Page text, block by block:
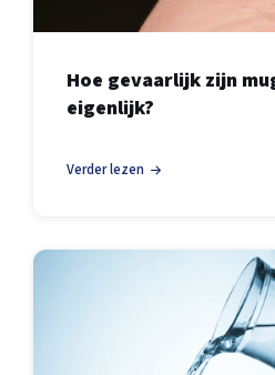
Hoe gevaarlijk zijn
eigenlijk?
Verder lezen